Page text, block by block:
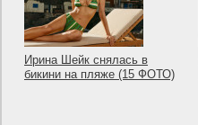
Ирина Шейк снялась в
бикини на пляже (15 ФОТО)